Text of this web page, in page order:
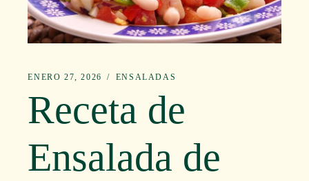
ENERO 27, 2026 ENSALADAS
Receta de
Ensalada de